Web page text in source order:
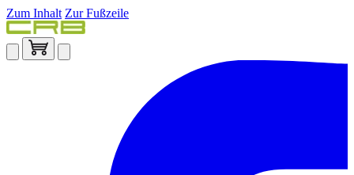
Zum Inhalt Zur Fußzeile